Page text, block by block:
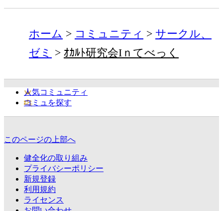
ホーム コミュニティ
サークル、
ゼミ
ｵｶﾙﾄ研究会Iｎてべっく
人気コミュニティ
コミュを探す
このページの上部へ
健全化の取り組み
プライバシーポリシー
新規登録
利用規約
ライセンス